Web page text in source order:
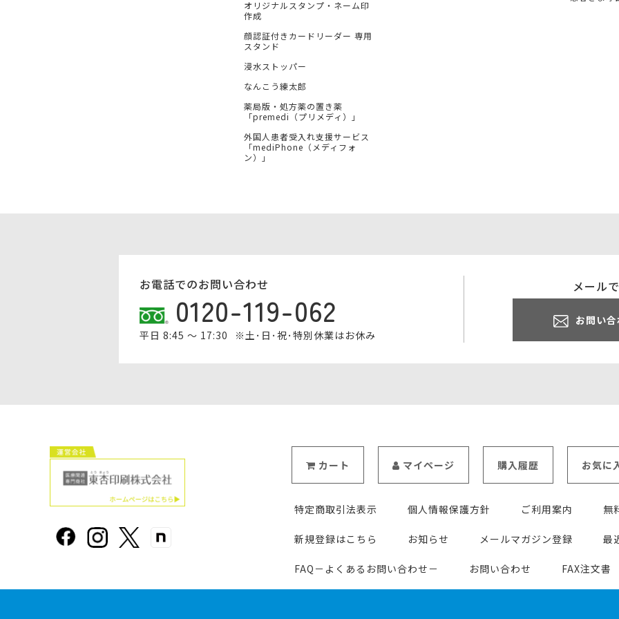
オリジナルスタンプ・ネーム印
作成
顔認証付きカードリーダー 専用
スタンド
浸水ストッパー
なんこう練太郎
薬局版・処方薬の置き薬
「premedi（プリメディ）」
外国人患者受入れ支援サービス
「mediPhone（メディフォ
ン）」
お電話でのお問い合わせ
0120-119-062
平日 8:45 ～ 17:30 ※土･日･祝･特別休業はお休み
メール
お問い
カート マイページ 購入履歴 お気に
特定商取引法表示 個人情報保護方針 ご利用案内 無
新規登録はこちら お知らせ メールマガジン登録 最
FAQ－よくあるお問い合わせ－ お問い合わせ FAX注文書